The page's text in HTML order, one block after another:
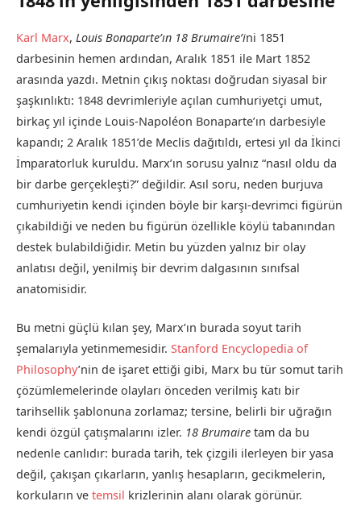
Karl Marx, Louis Bonaparte’ın 18 Brumaire’ini 1851
darbesinin hemen ardından, Aralık 1851 ile Mart 1852
arasında yazdı. Metnin çıkış noktası doğrudan siyasal bir
şaşkınlıktı: 1848 devrimleriyle açılan cumhuriyetçi umut,
birkaç yıl içinde Louis-Napoléon Bonaparte’ın darbesiyle
kapandı; 2 Aralık 1851’de Meclis dağıtıldı, ertesi yıl da İkinci
İmparatorluk kuruldu. Marx’ın sorusu yalnız “nasıl oldu da
bir darbe gerçekleşti?” değildir. Asıl soru, neden burjuva
cumhuriyetin kendi içinden böyle bir karşı-devrimci figürün
çıkabildiği ve neden bu figürün özellikle köylü tabanından
destek bulabildiğidir. Metin bu yüzden yalnız bir olay
anlatısı değil, yenilmiş bir devrim dalgasının sınıfsal
anatomisidir.
Bu metni güçlü kılan şey, Marx’ın burada soyut tarih
şemalarıyla yetinmemesidir. Stanford Encyclopedia of
Philosophy’nin de işaret ettiği gibi, Marx bu tür somut tarih
çözümlemelerinde olayları önceden verilmiş katı bir
tarihsellik şablonuna zorlamaz; tersine, belirli bir uğrağın
kendi özgül çatışmalarını izler. 18 Brumaire tam da bu
nedenle canlıdır: burada tarih, tek çizgili ilerleyen bir yasa
değil, çakışan çıkarların, yanlış hesapların, gecikmelerin,
korkuların ve temsil krizlerinin alanı olarak görünür.